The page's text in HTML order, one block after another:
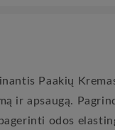
Paakių
ir apsaugą.
odos